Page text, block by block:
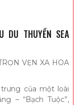
DU THUYỀN SEA
VẸN XA HOA
của một loài
– “Bạch Tuộc”,